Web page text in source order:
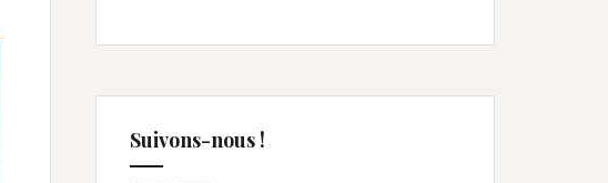
Suivons-nous !